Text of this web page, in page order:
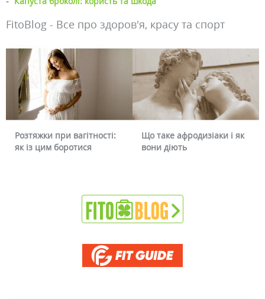
FitoBlog - Все про здоров'я, красу та спорт
при вагітності:
цим боротися
Що таке афродизіаки і як
вони діють
Чому